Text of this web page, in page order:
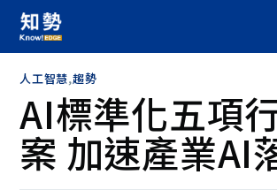
人工智慧,趨勢
AI標準化五項
案 加速產業AI